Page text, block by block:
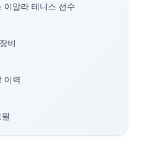
이알라 테니스 선수
비
이력